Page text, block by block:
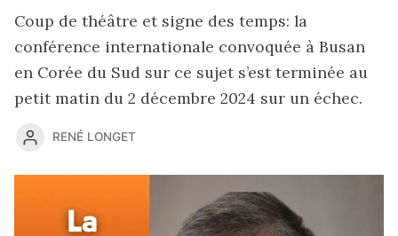
Coup de théâtre et signe des temps: la
conférence internationale convoquée à Busan
en Corée du Sud sur ce sujet s’est terminée au
petit matin du 2 décembre 2024 sur un échec.
RENÉ LONGET